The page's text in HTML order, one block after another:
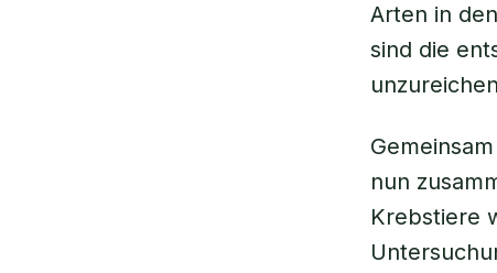
Arten in
sind die
nun
Krebstiere